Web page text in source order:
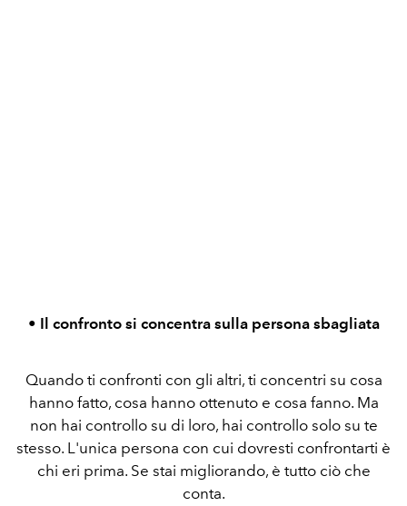
• Il confronto si concentra sulla persona sbagliata
Quando ti confronti con gli altri, ti concentri su cosa
hanno fatto, cosa hanno ottenuto e cosa fanno. Ma
non hai controllo su di loro, hai controllo solo su te
stesso. L'unica persona con cui dovresti confrontarti è
chi eri prima. Se stai migliorando, è tutto ciò che
conta.